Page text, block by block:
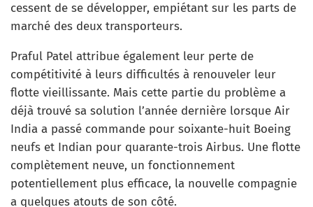
cessent de se développer, empiétant sur les parts de
marché des deux transporteurs.
Praful Patel attribue également leur perte de
compétitivité à leurs difficultés à renouveler leur
flotte vieillissante. Mais cette partie du problème a
déjà trouvé sa solution l’année dernière lorsque Air
India a passé commande pour soixante-huit Boeing
neufs et Indian pour quarante-trois Airbus. Une flotte
complètement neuve, un fonctionnement
potentiellement plus efficace, la nouvelle compagnie
a quelques atouts de son côté.